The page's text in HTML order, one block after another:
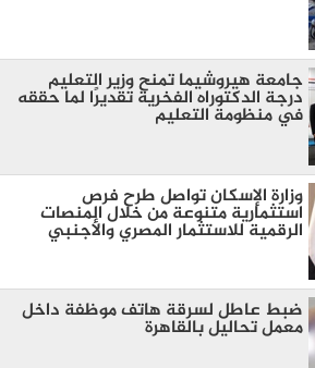
جامعة هيروشيما تمنح وزير التعليم
درجة الدكتوراه الفخرية تقديرًا لما حققه
في منظومة التعليم
وزارة الإسكان تواصل طرح فرص
استثمارية متنوعة من خلال المنصات
الرقمية للاستثمار المصري والأجنبي
ضبط عاطل لسرقة هاتف موظفة داخل
معمل تحاليل بالقاهرة